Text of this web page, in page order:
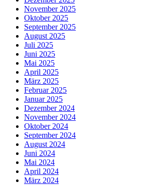
November 2025
Oktober 2025
September 2025
August 2025
Juli 2025
Juni 2025
Mai 2025
April 2025
März 2025
Februar 2025
Januar 2025
Dezember 2024
November 2024
Oktober 2024
September 2024
August 2024
Juni 2024
Mai 2024
April 2024
März 2024